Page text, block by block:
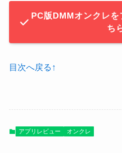
PC版DMMオンクレ
ち
目次へ戻る↑
アプリレビュー オンクレ